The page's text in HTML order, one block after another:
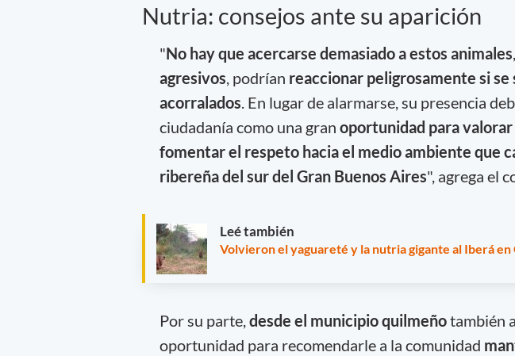
Nutria: consejos ante su aparición
"No hay que acercarse demasiado a estos animales
agresivos, podrían reaccionar peligrosamente si se
acorralados. En lugar de alarmarse, su presencia
ciudadanía como una gran oportunidad para
fomentar el respeto hacia el medio ambiente que
ribereña del sur del Gran Buenos Aires", agrega el
Leé también
Volvieron el yaguareté y la nutria gigante al Iberá
Por su parte,desde el municipio quilmeñotambién
oportunidad para recomendarle a la comunidad